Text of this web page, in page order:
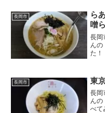
長岡市
ら
噌
長岡
ん
た！
長岡市 東
長岡
んの
べて